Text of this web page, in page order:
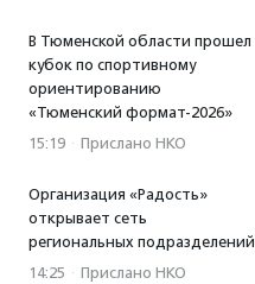
В Тюменской области прошел
кубок по спортивному
ориентированию
«Тюменский формат-2026»
15:19 · Прислано НКО
Организация «Радость»
открывает сеть
региональных подразделений
14:25 · Прислано НКО